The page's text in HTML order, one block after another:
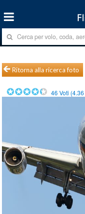
Ritorna alla ricerca foto
46 Voti (4.36